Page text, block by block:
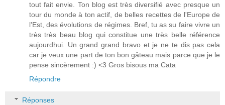
tout fait envie. Ton blog est très diversifié avec presque un
tour du monde à ton actif, de belles recettes de l'Europe de
l'Est, des évolutions de régimes. Bref, tu as su faire vivre un
très très beau blog qui constitue une très belle référence
aujourdhui. Un grand grand bravo et je ne te dis pas cela
car je veux une part de ton bon gâteau mais parce que je le
pense sincèrement :) <3 Gros bisous ma Cata
Répondre
Réponses